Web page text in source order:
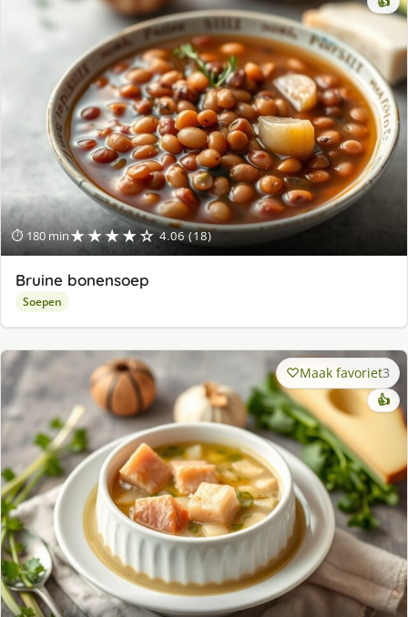
⏱ 180 min★★★★☆ 4.06 (18)
Bruine bonensoep
Soepen
Maak favoriet3
👍